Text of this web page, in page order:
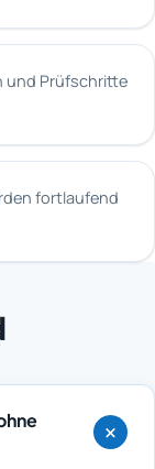
und Prüfschritte
fortlaufend